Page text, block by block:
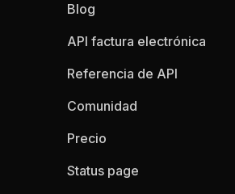
Blog
API factura electrónica
Referencia de API
Comunidad
Precio
Status page